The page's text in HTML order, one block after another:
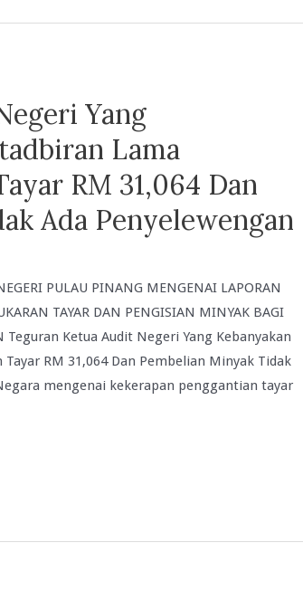
Yang
Lama
RM 31,064 Dan
Ada Penyelewengan
PULAU PINANG MENGENAI LAPORAN
TAYAR DAN PENGISIAN MINYAK BAGI
Teguran Ketua Audit Negeri Yang Kebanyakan
RM 31,064 Dan Pembelian Minyak Tidak
mengenai kekerapan penggantian tayar